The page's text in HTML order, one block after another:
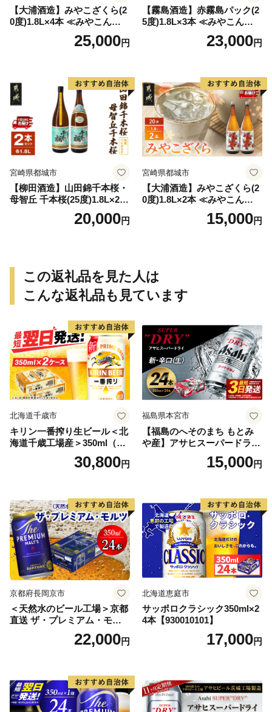
【大浦酒造】みやこざくら(2
0度)1.8L×4本 ≪みやこんじょ
特急便≫_AD-077125,000円
【霧島酒造】赤霧島パック(2
5度)1.8L×3本 ≪みやこんじょ
特急便≫_23-07-K03P-1800-3
23,000円
宮崎県都城市
【柳田酒造】山田錦千本桜・
母智丘 千本桜(25度)1.8L×2本
≪みやこんじょ特急便≫_AC
20,000円
宮崎県都城市
【大浦酒造】みやこざくら(2
0度)1.8L×2本 ≪みやこんじょ
特急便≫_MJ-077115,000円
この返礼品を見た人は
こんな返礼品も見ています
北海道千歳市
キリン一番搾り生ビール＜北
海道千歳工場産＞350ml（24
30,800円
福島県本宮市
【福島のへそのまち もとみ
や産】アサヒスーパードライ
350ml×24本 合計8.4L 1ケー
ス アルコール度数5% 缶ビー
口 送料無料 カメイ 本宮市
【07214-0206】
15,000円
京都府長岡京市
＜天然水のビール工場＞京都
直送 ザ・プレミアム・モル
ツ 350ml×24本 プレモル [149
22,000円
北海道恵庭市
サッポロクラシック350ml×2
4本【930010101】
17,000円